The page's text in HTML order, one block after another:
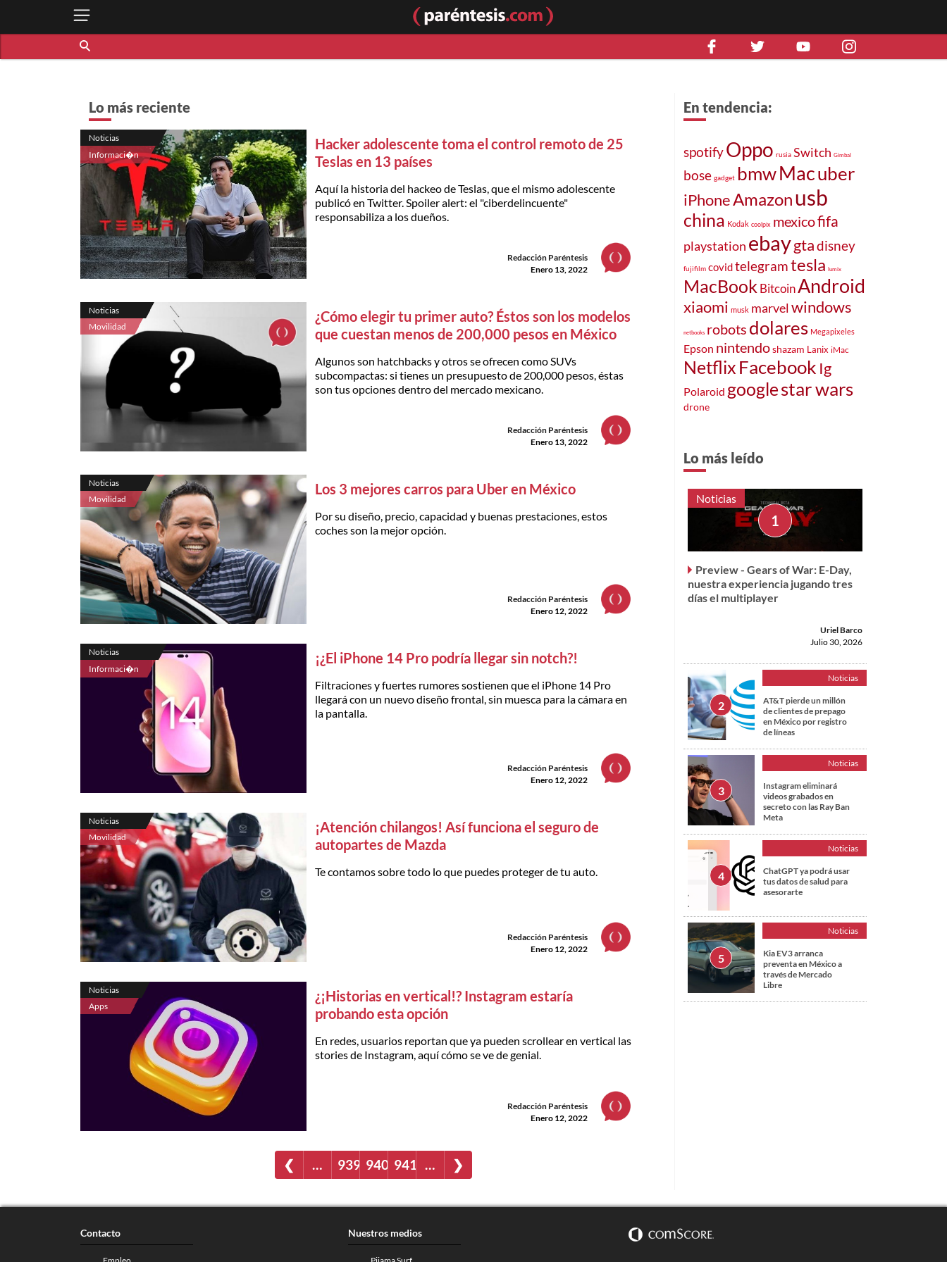
Lo más reciente
Noticias
Informaci�n
Hacker adolescente toma el control remoto de 25
Teslas en 13 países
Aquí la historia del hackeo de Teslas, que el mismo adolescente
publicó en Twitter. Spoiler alert: el "ciberdelincuente"
responsabiliza a los dueños.
Redacción Paréntesis
Enero 13, 2022
Noticias
Movilidad
¿Cómo elegir tu primer auto? Éstos son los modelos
que cuestan menos de 200,000 pesos en México
Algunos son hatchbacks y otros se ofrecen como SUVs
subcompactas: si tienes un presupuesto de 200,000 pesos, éstas
son tus opciones dentro del mercado mexicano.
Redacción Paréntesis
Enero 13, 2022
Noticias
Movilidad
Los 3 mejores carros para Uber en México
Por su diseño, precio, capacidad y buenas prestaciones, estos
coches son la mejor opción.
Redacción Paréntesis
Enero 12, 2022
Noticias
Informaci�n
¡¿El iPhone 14 Pro podría llegar sin notch?!
Filtraciones y fuertes rumores sostienen que el iPhone 14 Pro
llegará con un nuevo diseño frontal, sin muesca para la cámara en
la pantalla.
Redacción Paréntesis
Enero 12, 2022
Noticias
Movilidad
¡Atención chilangos! Así funciona el seguro de
autopartes de Mazda
Te contamos sobre todo lo que puedes proteger de tu auto.
Redacción Paréntesis
Enero 12, 2022
Noticias
Apps
¿¡Historias en vertical!? Instagram estaría
probando esta opción
En redes, usuarios reportan que ya pueden scrollear en vertical las
stories de Instagram, aquí cómo se ve de genial.
Redacción Paréntesis
Enero 12, 2022
❮ … 939 940 941 … ❯
En tendencia:
spotifyOppo rusia Switch Gimbal
bose gadget bmwMacuber
iPhoneAmazonusb
china Kodak coolpix mexicofifa
playstation ebaygtadisney
fujifilm covidtelegramtesla lumix
MacBook BitcoinAndroid
xiaomi musk marvelwindows
netbooks robots dolares Megapixeles
Epson nintendoshazam Lanix iMac
Netflix Facebook Ig
Polaroid googlestar wars
drone
Lo más leído
Noticias
Preview - Gears of War: E-Day,
nuestra experiencia jugando tres
días el multiplayer
Uriel Barco
Julio 30, 2026
Noticias
AT&T pierde un millón
de clientes de prepago
en México por registro
de líneas
Noticias
Instagram eliminará
videos grabados en
secreto con las Ray Ban
Meta
Noticias
ChatGPT ya podrá usar
tus datos de salud para
asesorarte
Noticias
Kia EV3 arranca
preventa en México a
través de Mercado
Libre
Contacto Nuestros medios